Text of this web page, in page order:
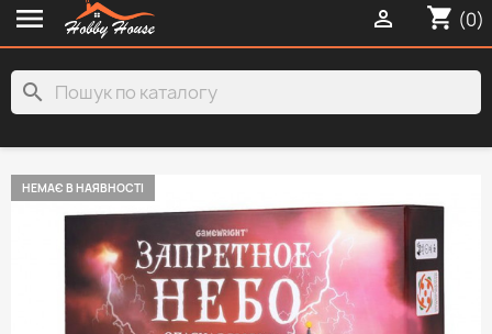
 shopping_cart (0)

search
НЕМАЄ В НАЯВНОСТІ